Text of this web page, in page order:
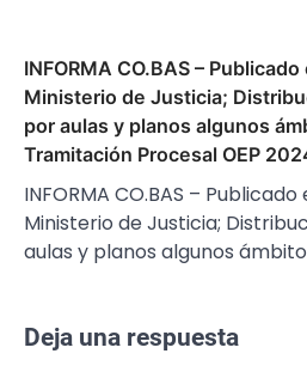
INFORMA CO.BAS –
Ministerio de Justicia;
por aulas y planos algunos
Tramitación Procesal OEP
INFORMA CO.BAS –
Ministerio de Justicia;
aulas y planos algunos
Deja una respuesta